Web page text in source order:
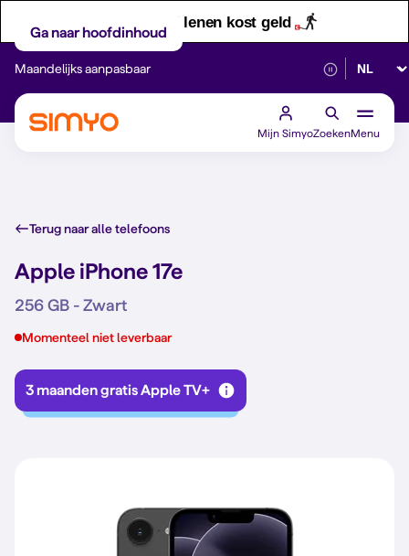
Let op! Geld lenen kost geld
Ga naar hoofdinhoud
Maandelijks aanpasbaar Betrouwbaar
Mijn SimyoZoekenMenu
Terug naar alle telefoons
Apple iPhone 17e
256 GB - Zwart
Momenteel niet leverbaar
3 maanden gratis Apple TV+